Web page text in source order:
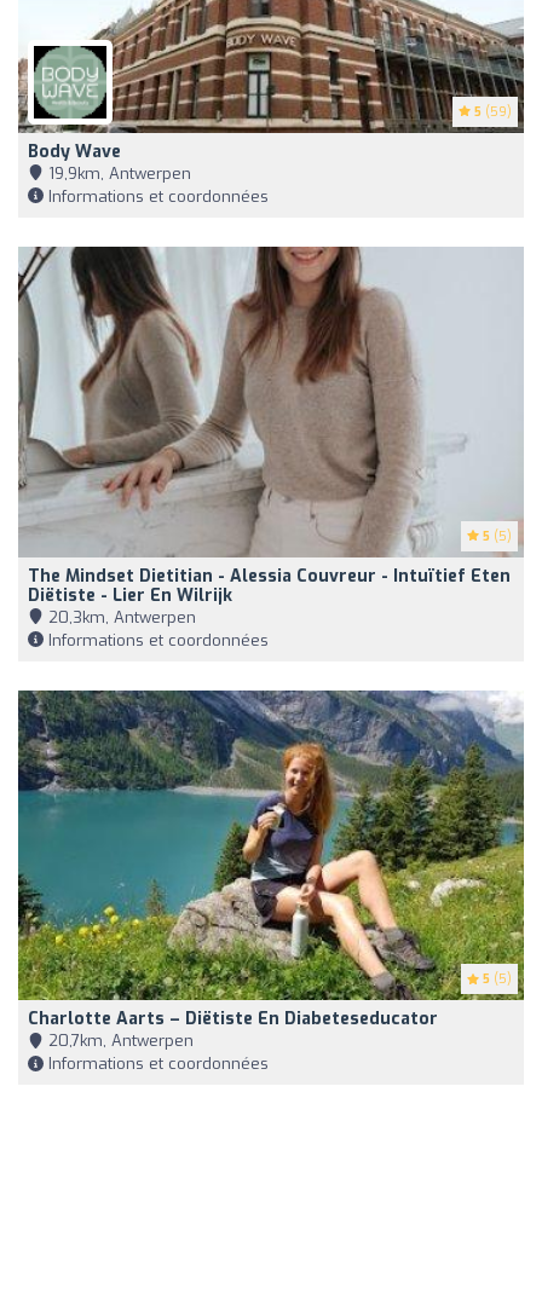
5 (59)
Body Wave
19,9km, Antwerpen
Informations et coordonnées
5 (5)
The Mindset Dietitian - Alessia Couvreur - Intuïtief Eten
Diëtiste - Lier En Wilrijk
20,3km, Antwerpen
Informations et coordonnées
5 (5)
Charlotte Aarts – Diëtiste En Diabeteseducator
20,7km, Antwerpen
Informations et coordonnées